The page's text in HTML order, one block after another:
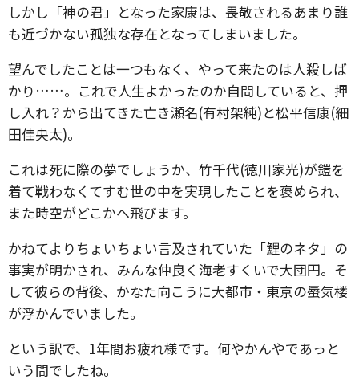
しかし「神の君」となった家康は、畏敬されるあまり誰
も近づかない孤独な存在となってしまいました。
望んでしたことは一つもなく、やって来たのは人殺しば
かり……。これで人生よかったのか自問していると、押
し入れ？から出てきた亡き瀬名(有村架純)と松平信康(細
田佳央太)。
これは死に際の夢でしょうか、竹千代(徳川家光)が鎧を
着て戦わなくてすむ世の中を実現したことを褒められ、
また時空がどこかへ飛びます。
かねてよりちょいちょい言及されていた「鯉のネタ」の
事実が明かされ、みんな仲良く海老すくいで大団円。そ
して彼らの背後、かなた向こうに大都市・東京の蜃気楼
が浮かんでいました。
という訳で、1年間お疲れ様です。何やかんやであっと
いう間でしたね。